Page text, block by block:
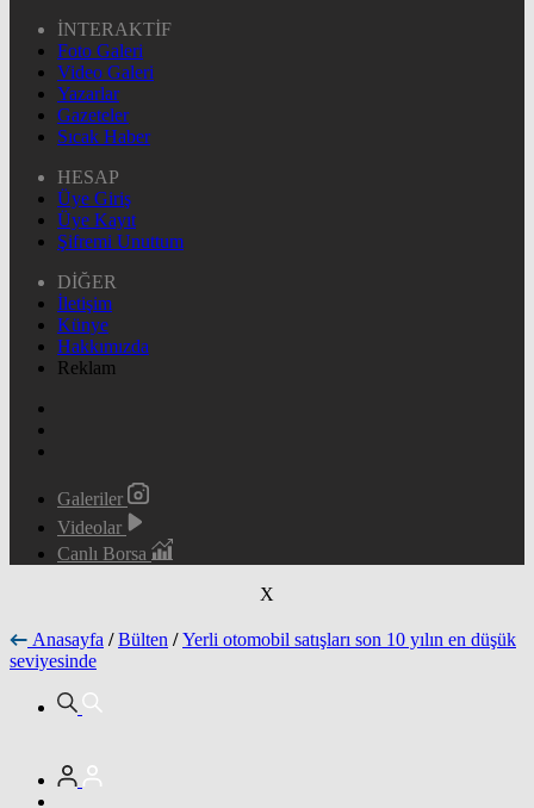
İNTERAKTİF
Foto Galeri
Video Galeri
Yazarlar
Gazeteler
Sıcak Haber
HESAP
Üye Giriş
Üye Kayıt
Şifremi Unuttum
DİĞER
İletişim
Künye
Hakkımızda
Reklam
Galeriler
Videolar
Canlı Borsa
X
Anasayfa / Bülten / Yerli otomobil satışları son 10 yılın en düşük
seviyesinde